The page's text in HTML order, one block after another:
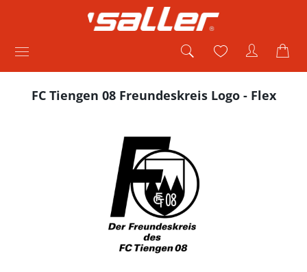
FC Tiengen 08 Freundeskreis Logo - Flex